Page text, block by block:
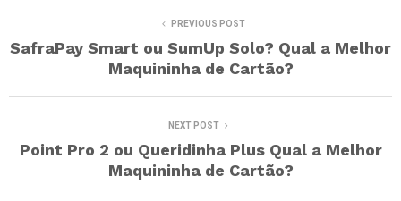
PREVIOUS POST
SafraPay Smart ou SumUp Solo? Qual a Melhor
Maquininha de Cartão?
NEXT POST
Point Pro 2 ou Queridinha Plus Qual a Melhor
Maquininha de Cartão?